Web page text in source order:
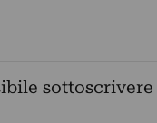
sottoscrivere